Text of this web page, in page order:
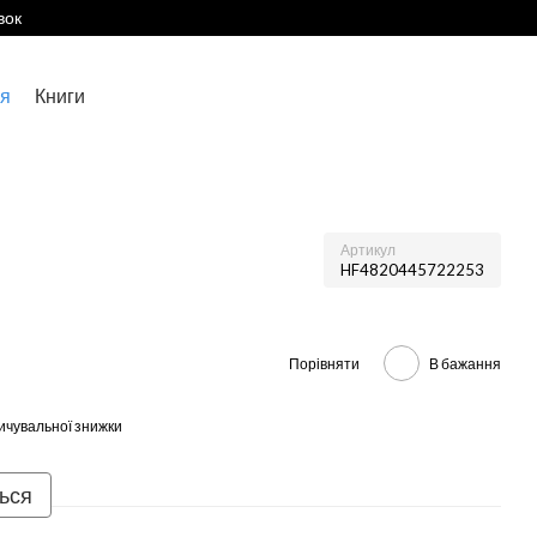
Книги
Артикул
HF4820445722253
Порівняти В бажання
знижки